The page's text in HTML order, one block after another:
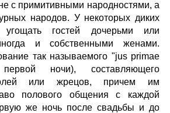
с примитивными народностями, а
народов. У некоторых диких
гостей дочерьми или
и собственными женами.
так называемого "jus primae
ночи), составляющего
или жрецов, причем им
полового общения с каждой
же ночь после свадьбы и до